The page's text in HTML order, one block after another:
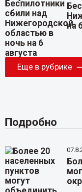
на
Еще в рубрике
Подробно